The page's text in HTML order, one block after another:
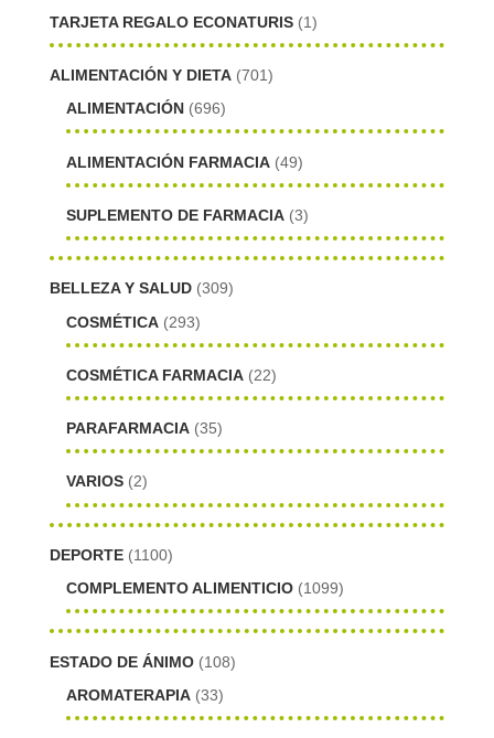
TARJETA REGALO ECONATURIS (1)
ALIMENTACIÓN Y DIETA (701)
ALIMENTACIÓN (696)
ALIMENTACIÓN FARMACIA (49)
SUPLEMENTO DE FARMACIA (3)
BELLEZA Y SALUD (309)
COSMÉTICA (293)
COSMÉTICA FARMACIA (22)
PARAFARMACIA (35)
VARIOS (2)
DEPORTE (1100)
COMPLEMENTO ALIMENTICIO (1099)
ESTADO DE ÁNIMO (108)
AROMATERAPIA (33)